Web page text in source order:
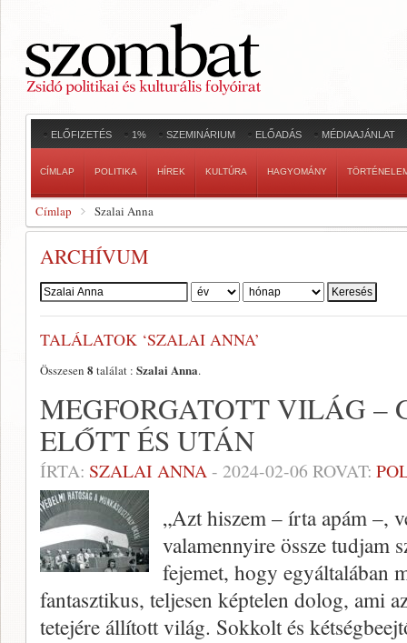
ELŐFIZETÉS 1% SZEMINÁRIUM ELŐADÁS MÉDIAAJÁNLAT
CÍMLAP POLITIKA HÍREK KULTÚRA HAGYOMÁNY
Címlap Szalai Anna
ARCHÍVUM
Szerző:
TALÁLATOK ‘SZALAI ANNA’
Összesen 8 találat : Szalai Anna.
MEGFORGATOTT VILÁG –
ELŐTT ÉS UTÁN
ÍRTA: SZALAI ANNA- 2024-02-06 ROVAT:
„Azt hiszem – írta apám –,
valamennyire össze tudjam
fejemet, hogy egyáltalában
fantasztikus, teljesen képtelen dolog, ami
tetejére állított világ. Sokkolt és